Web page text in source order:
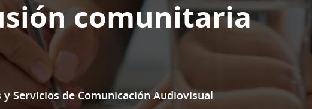
comunitaria
Servicios de Comunicación Audiovisual